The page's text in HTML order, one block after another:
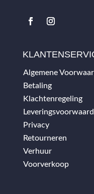
Algemene
Betaling
Klachtenregeling
Privacy
Retourneren
Verhuur
Voorverkoop